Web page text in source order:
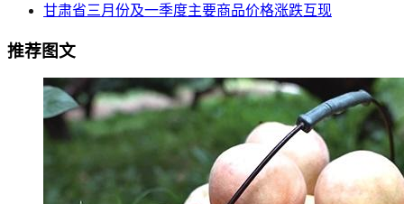
甘肃省三月份及一季度主要商品价格涨跌互现
推荐图文